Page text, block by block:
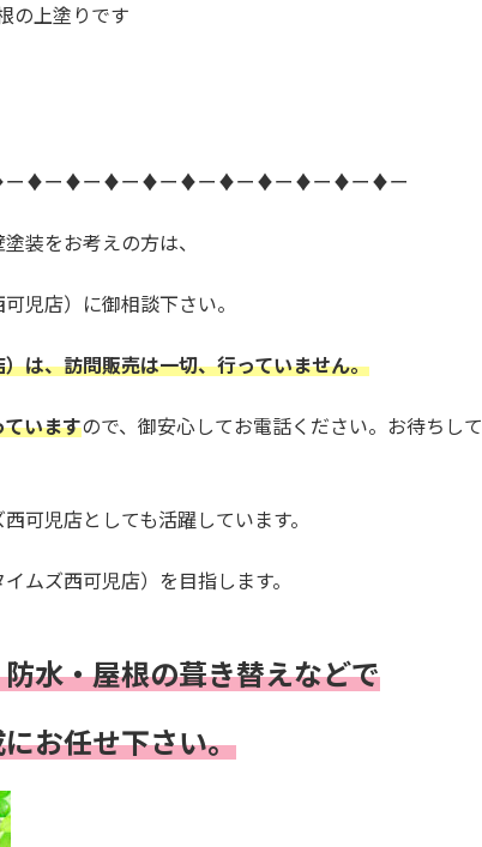
の上塗りです
♦ー♦ー♦ー♦ー♦ー♦ー♦ー♦ー♦ー♦ー
装をお考えの方は、
児店）に御相談下さい。
は、訪問販売は一切、行っていません。
いますので、御安心してお電話ください。お待ちして
可児店としても活躍しています。
ムズ西可児店）を目指します。
水・屋根の葺き替えなどで
お任せ下さい。